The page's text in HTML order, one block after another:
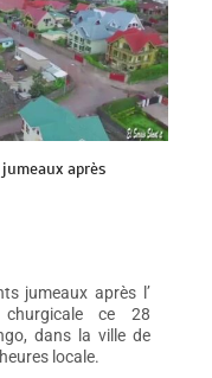
après
jumeaux après l’
churgicale ce 28
dans la ville de
locale.